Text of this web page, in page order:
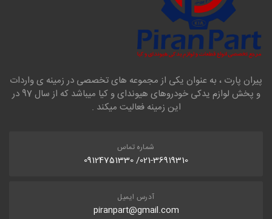
پیران پارت ، به عنوان یکی از مجموعه های تخصصی در زمینه ی واردات
و پخش لوازم یدکی خودروهای هیوندای و کیا میباشد که از سال 97 در
این زمینه فعالیت میکند .
شماره تماس
021-36919310/ 09124751330
آدرس ایمیل
piranpart@gmail.com